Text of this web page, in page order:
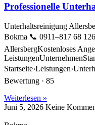
Professionelle
Unterhaltsreinigung
Bokma 📞 0911–817 68
AllersbergKostenloses
Bewertung · 85
Weiterlesen »
Juni 5, 2026 Keine